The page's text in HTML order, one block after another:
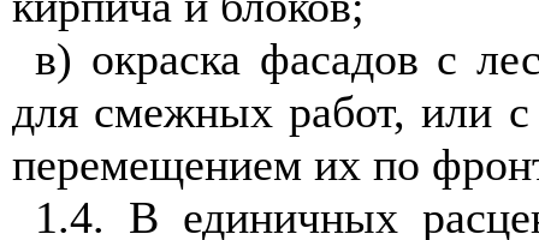
в) окраска фасадов с
для смежных работ, или
перемещением их по
1.4. В единичных